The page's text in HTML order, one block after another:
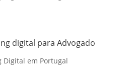
digital para Advogado
Digital em Portugal